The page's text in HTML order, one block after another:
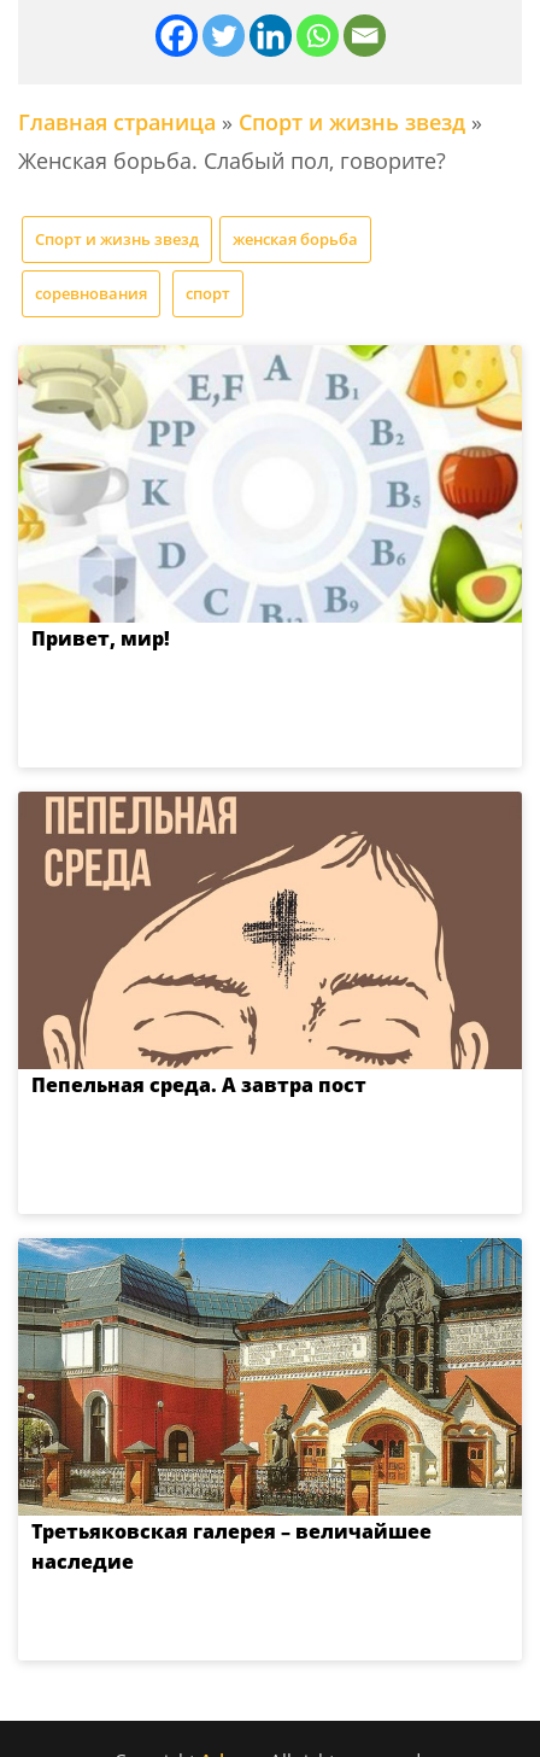
Главная страница » Спорт и жизнь звезд »
Женская борьба. Слабый пол, говорите?
Спорт и жизнь звезд женская борьба
соревнования спорт
Привет, мир!
Пепельная среда. А завтра пост
Третьяковская галерея – величайшее
наследие